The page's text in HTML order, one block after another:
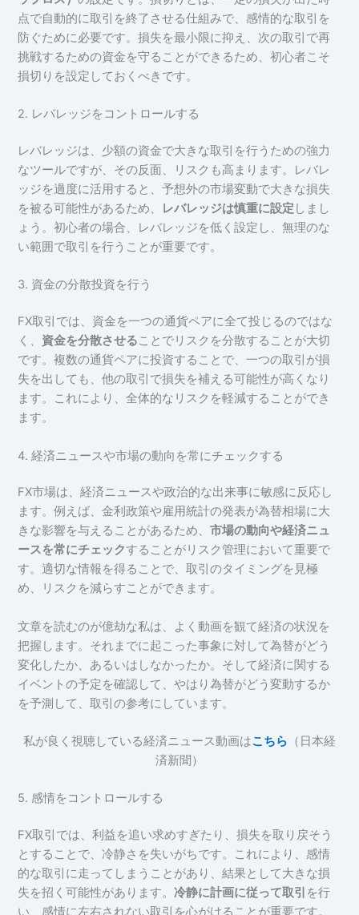
点で自動的に取引を終了させる仕組みで、感情的な取引を
防ぐために必要です。損失を最小限に抑え、次の取引で再
挑戦するための資金を守ることができるため、初心者こそ
損切りを設定しておくべきです。
2. レバレッジをコントロールする
レバレッジは、少額の資金で大きな取引を行うための強力
なツールですが、その反面、リスクも高まります。レバレ
ッジを過度に活用すると、予想外の市場変動で大きな損失
を被る可能性があるため、 レバレッジは慎重に設定 しまし
ょう。初心者の場合、レバレッジを低く設定し、無理のな
い範囲で取引を行うことが重要です。
3. 資金の分散投資を行う
FX取引では、資金を一つの通貨ペアに全て投じるのではな
く、 資金を分散させることでリスクを分散することが大切
です。複数の通貨ペアに投資することで、一つの取引が損
失を出しても、他の取引で損失を補える可能性が高くなり
ます。これにより、全体的なリスクを軽減することができ
ます。
4. 経済ニュースや市場の動向を常にチェックする
FX市場は、経済ニュースや政治的な出来事に敏感に反応し
ます。例えば、金利政策や雇用統計の発表が為替相場に大
きな影響を与えることがあるため、市場の動向や経済ニュ
ースを常にチェックすることがリスク管理において重要で
す。適切な情報を得ることで、取引のタイミングを見極
め、リスクを減らすことができます。
文章を読むのが億劫な私は、よく動画を観て経済の状況を
把握します。それまでに起こった事象に対して為替がどう
変化したか、あるいはしなかったか。そして経済に関する
イベントの予定を確認して、やはり為替がどう変動するか
を予測して、取引の参考にしています。
私が良く視聴している経済ニュース動画はこちら （日本経
済新聞）
5. 感情をコントロールする
FX取引では、利益を追い求めすぎたり、損失を取り戻そう
とすることで、冷静さを失いがちです。これにより、感情
的な取引に走ってしまうことがあり、結果として大きな損
失を招く可能性があります。冷静に計画に従って取引 を行
い、感情に左右されない取引を心がけることが重要です。